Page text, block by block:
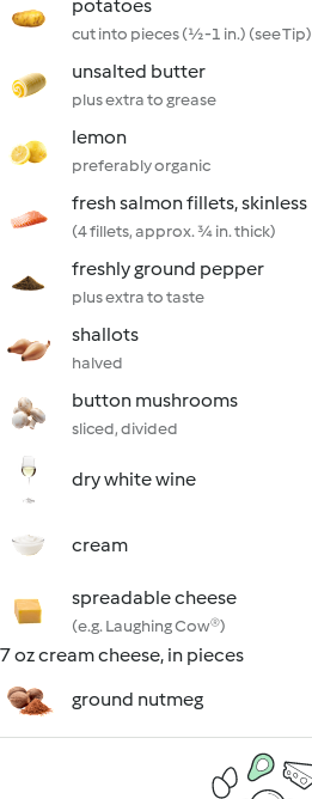
potatoes
cut into pieces (½-1 in.) (see Tip)
unsalted butter
plus extra to grease
lemon
preferably organic
fresh salmon fillets, skinless
(4 fillets, approx. ¾ in. thick)
freshly ground pepper
plus extra to taste
shallots
halved
button mushrooms
sliced, divided
dry white wine
cream
spreadable cheese
(e.g. Laughing Cow®)
7 oz cream cheese, in pieces
ground nutmeg